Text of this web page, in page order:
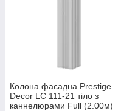
Колона фасадна Prestige
Decor LC 111-21 тіло з
каннелюрами Full (2.00м)